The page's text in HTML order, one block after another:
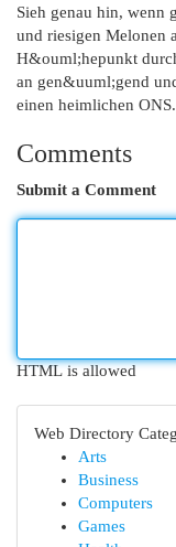
Sieh genau hin, wenn
und riesigen Melonen
H&ouml;hepunkt
an gen&uuml;gend
einen heimlichen
Comments
Submit a Comment
HTML is allowed
Web Directory
Arts
Business
Computers
Games